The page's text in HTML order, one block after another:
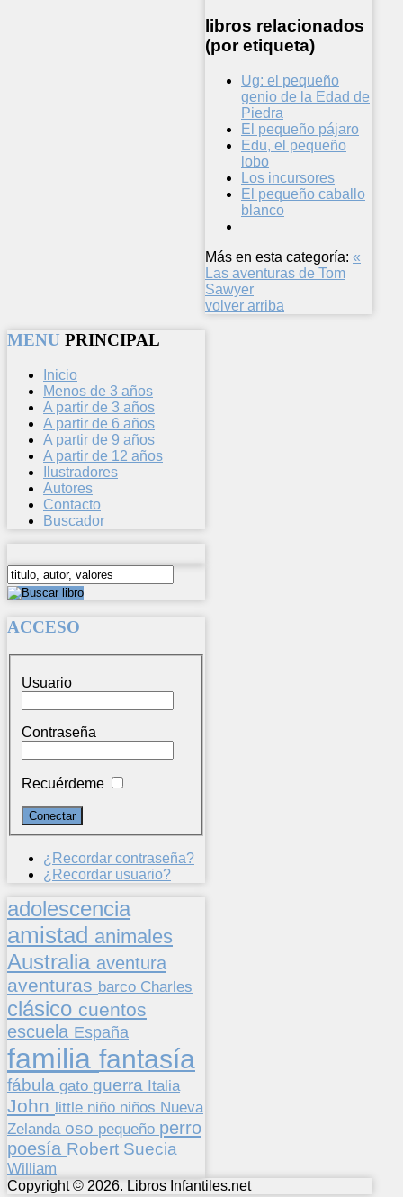
libros relacionados
(por etiqueta)
Ug: el pequeño
genio de la Edad de
Piedra
El pequeño pájaro
Edu, el pequeño
lobo
Los incursores
El pequeño caballo
blanco
Más en esta categoría: «
Las aventuras de Tom
Sawyer
volver arriba
MENU PRINCIPAL
Inicio
Menos de 3 años
A partir de 3 años
A partir de 6 años
A partir de 9 años
A partir de 12 años
Ilustradores
Autores
Contacto
Buscador
ACCESO
Usuario
Contraseña
Recuérdeme
¿Recordar contraseña?
¿Recordar usuario?
adolescencia
amistad animales
Australia aventura
aventuras barco Charles
clásico cuentos
escuela España
familia fantasía
fábula gato guerra Italia
John little niño niños Nueva
Zelanda oso pequeño perro
poesía Robert Suecia
William
Copyright © 2026. Libros Infantiles.net